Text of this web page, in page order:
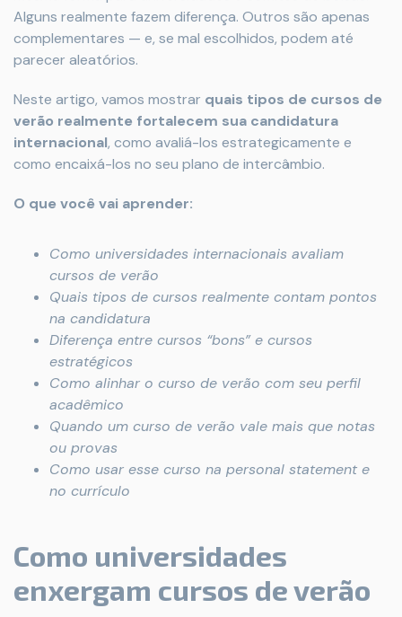
Alguns realmente fazem diferença. Outros são apenas
complementares — e, se mal escolhidos, podem até
parecer aleatórios.
Neste artigo, vamos mostrar quais tipos de cursos de
verão realmente fortalecem sua candidatura
internacional, como avaliá-los estrategicamente e
como encaixá-los no seu plano de intercâmbio.
O que você vai aprender:
Como universidades internacionais avaliam
cursos de verão
Quais tipos de cursos realmente contam pontos
na candidatura
Diferença entre cursos “bons” e cursos
estratégicos
Como alinhar o curso de verão com seu perfil
acadêmico
Quando um curso de verão vale mais que notas
ou provas
Como usar esse curso na personal statement e
no currículo
Como universidades
enxergam cursos de verão